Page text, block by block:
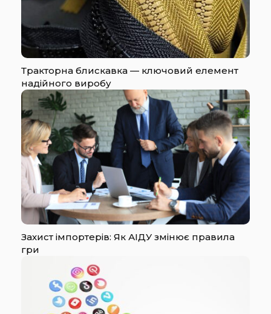
Тракторна блискавка — ключовий елемент
надійного виробу
Захист імпортерів: Як АІДУ змінює правила
гри